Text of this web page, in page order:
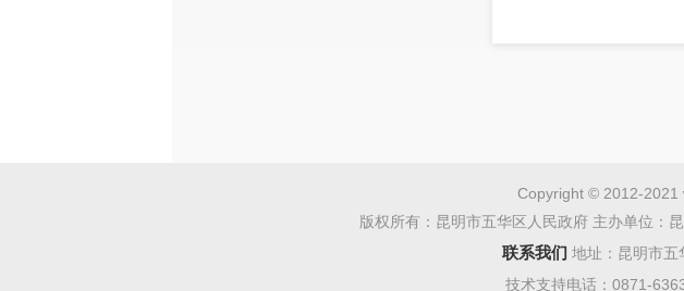
Copyright © 2012-2021
版权所有：昆明市五华区人民政府 主办单位：
联系我们 地址：昆明市五
技术支持电话：0871-